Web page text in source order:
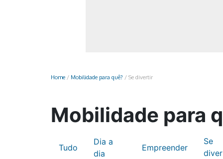
Home / Mobilidade para quê? / Se divertir
Mobilidade para
Tudo
Dia a
dia
Empreender
Se